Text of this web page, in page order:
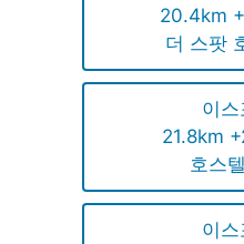
20.4km
더 스팟
이스
21.8km
호스
이스